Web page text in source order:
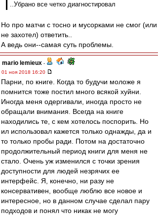
..Убрано все четко диагностировал
Но про матчи с тосно и мусорками не смог (или
не захотел) ответить..
А ведь они--самая суть проблемы.
mario lemieux -
01 ноя 2018 16:20
Парни, по книге. Когда то будучи моложе я
помнится тоже постил много всякой хуйни.
Иногда меня одергивали, иногда просто не
обращали внимания. Всегда на книге
находились те, с кем хотелось поспорить. Но
ил использовал кажется только однажды, да и
то только пробы ради. Потом на достаточно
продолжительный период книги для меня не
стало. Очень уж изменился с точки зрения
доступности для людей незрячих ее
интерфейс. Я, конечно, ни разу не
консервативен, вообще люблю все новое и
интересное, но в данном случае сделал пару
подходов и понял что никак не могу